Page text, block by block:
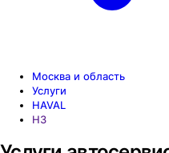
Москва и область
Услуги
HAVAL
H3